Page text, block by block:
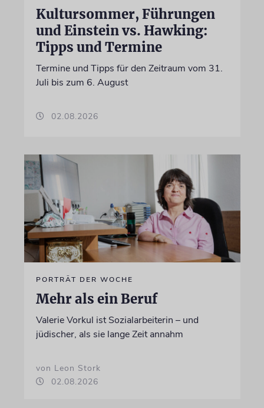
Kultursommer, Führungen
und Einstein vs. Hawking:
Tipps und Termine
Termine und Tipps für den Zeitraum vom 31.
Juli bis zum 6. August
02.08.2026
PORTRÄT DER WOCHE
Mehr als ein Beruf
Valerie Vorkul ist Sozialarbeiterin – und
jüdischer, als sie lange Zeit annahm
von Leon Stork
02.08.2026